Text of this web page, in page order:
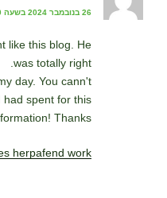
26 בנובמבר 2024 בשעה 7:40
like this blog. He
was totally right.
day. You cann't
had spent for this
Thanks!
herpafend work